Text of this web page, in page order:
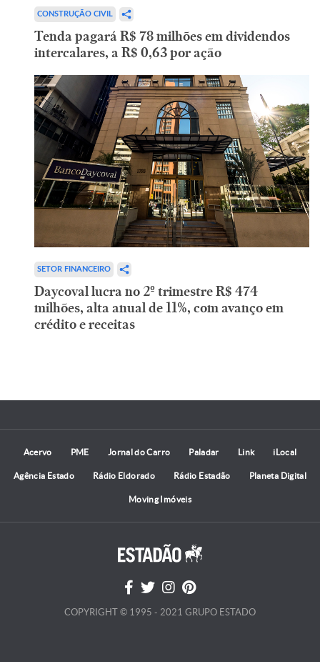
CONSTRUÇÃO CIVIL
Tenda pagará R$ 78 milhões em dividendos
intercalares, a R$ 0,63 por ação
SETOR FINANCEIRO
Daycoval lucra no 2º trimestre R$ 474
milhões, alta anual de 11%, com avanço em
crédito e receitas
Acervo PME Jornal do Carro Paladar Link iLocal
Agência Estado Rádio Eldorado Rádio Estadão Planeta Digital
Moving Imóveis
COPYRIGHT © 1995 - 2021 GRUPO ESTADO